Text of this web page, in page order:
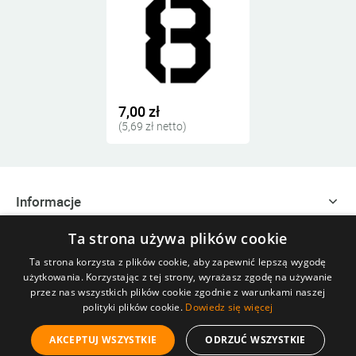
7,00 zł
(5,69 zł netto)
Informacje
Szybki kontakt
SZABLONERIA .pl Wszelkie Prawa Zastrzeżone. All Rights
Ta strona używa plików cookie
Ta strona korzysta z plików cookie, aby zapewnić lepszą wygodę
użytkowania. Korzystając z tej strony, wyrażasz zgodę na używanie
przez nas wszystkich plików cookie zgodnie z warunkami naszej
polityki plików cookie. Dowiedz się więcej
AKCEPTUJ WSZYSTKIE ODRZUĆ WSZYSTKIE